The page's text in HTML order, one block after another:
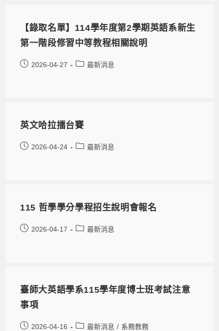
【錄取名單】114學年度第2學期英語系新生
第一階段修習中等教程相關說明
2026-04-27 最新消息
英文哈拉擂台賽
2026-04-24 最新消息
115 哲學學分學程招生說明會報名
2026-04-17 最新消息
臺師大英語學系115學年度博士班考試注意
事項
2026-04-16 最新消息 / 系務教務